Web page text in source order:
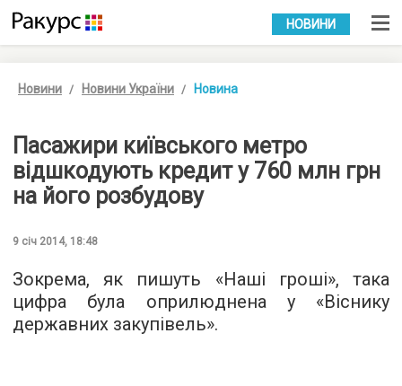
УКР РУС
НОВИНИ
Новини Новини України Новина
Пасажири київського метро
відшкодують кредит у 760 млн грн
на його розбудову
9 січ 2014, 18:48
Зокрема, як пишуть «Наші гроші», така
цифра була оприлюднена у «Віснику
державних закупівель».